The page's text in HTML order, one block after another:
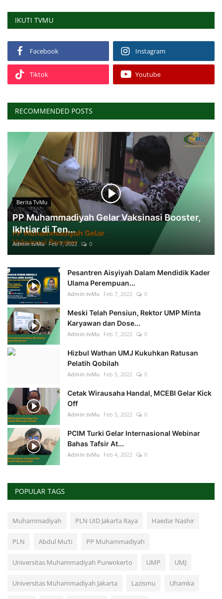
IKUTI TVMU
Facebook Instagram
Tiktok Youtube
RECOMMENDED POSTS
Berita TvMu
PP Muhammadiyah Gelar Vaksinasi Booster,
Ikhtiar di Ten...
Admin tvMu Feb 7, 2022 0
Pesantren Aisyiyah Dalam Mendidik Kader
Ulama Perempuan...
Admin tvMu Feb 7, 2022 0
Meski Telah Pensiun, Rektor UMP Minta
Karyawan dan Dose...
Admin tvMu Feb 7, 2022 0
Hizbul Wathan UMJ Kukuhkan Ratusan
Pelatih Qobilah
Admin tvMu Feb 5, 2022 0
Cetak Wirausaha Handal, MCEBI Gelar Kick
Off
Admin tvMu Feb 5, 2022 0
PCIM Turki Gelar Internasional Webinar
Bahas Tafsir At...
Admin tvMu Feb 4, 2022 0
POPULAR TAGS
Muhammadiyah PLN UID Jakarta Raya Haedar Nashir
PLN Abdul Mu’ti PP Muhammadiyah
Universitas Muhammadiyah Purwokerto UMP UMJ
Universitas Muhammadiyah Jakarta Lazismu Uhamka